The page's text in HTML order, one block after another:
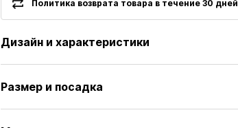
Политика возврата товара в течение 30 дней
Дизайн и характеристики
Искусственная кожа
Круглый носок
Размер и посадка